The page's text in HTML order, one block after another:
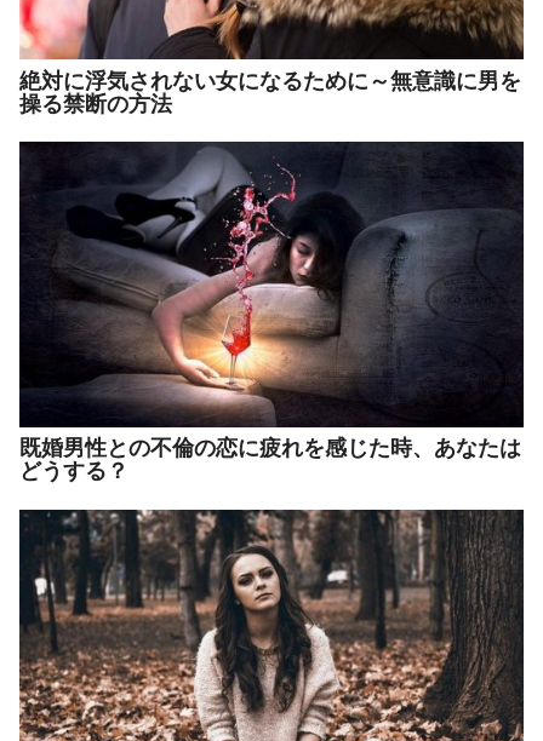
絶対に浮気されない女になるために～無意識に男を
操る禁断の方法
既婚男性との不倫の恋に疲れを感じた時、あなたは
どうする？